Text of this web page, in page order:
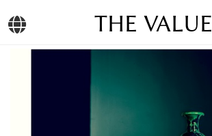
THE VALUE